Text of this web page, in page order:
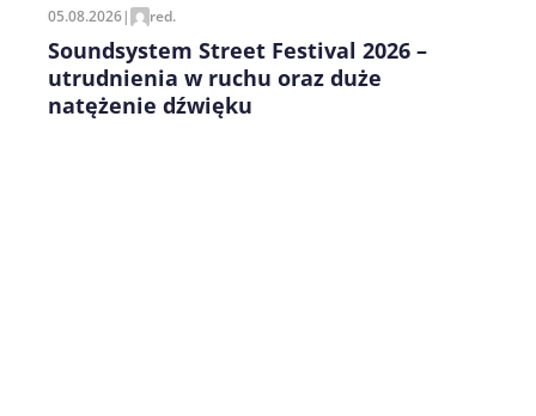
05.08.2026| red.
Soundsystem Street Festival 2026 –
utrudnienia w ruchu oraz duże
natężenie dźwięku